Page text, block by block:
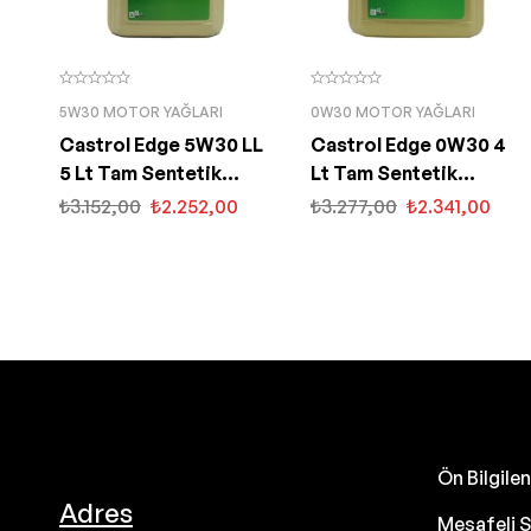
5W30 MOTOR YAĞLARI
Castrol Edge 5W30 LL
5 Lt Tam Sentetik
Partiküllü Motor Yağı
₺3.152,00 ₺2.252,00
0W30 MOTOR YAĞLARI
Castrol Edge 0W30 4
Lt Tam Sentetik
Partiküllü Motor Yağı
₺3.277,00 ₺2.341,00
Adres
Ön
Mesafeli